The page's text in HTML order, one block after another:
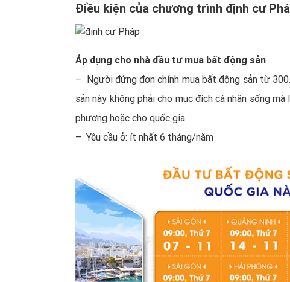
Điều kiện của chương trình định cư
Áp dụng cho nhà đầu tư mua bất động sản
– Người đứng đơn chính mua bất động sản từ
sản này không phải cho mục đích cá nhân sống
phương hoặc cho quốc gia.
– Yêu cầu ở: ít nhất 6 tháng/năm